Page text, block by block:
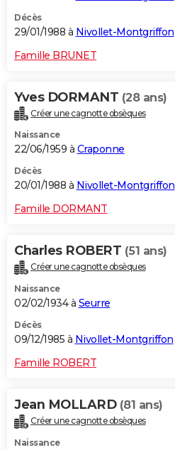
Décès
29/01/1988 à Nivollet-Montgriffon
Famille BRUNET
Yves DORMANT (28 ans)
Créer une cagnotte obsèques
Naissance
22/06/1959 à Craponne
Décès
20/01/1988 à Nivollet-Montgriffon
Famille DORMANT
Charles ROBERT (51 ans)
Créer une cagnotte obsèques
Naissance
02/02/1934 à Seurre
Décès
09/12/1985 à Nivollet-Montgriffon
Famille ROBERT
Jean MOLLARD (81 ans)
Créer une cagnotte obsèques
Naissance